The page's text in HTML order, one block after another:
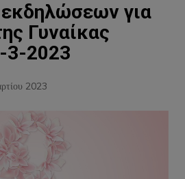
για
Γυναίκας
3-2023
2023